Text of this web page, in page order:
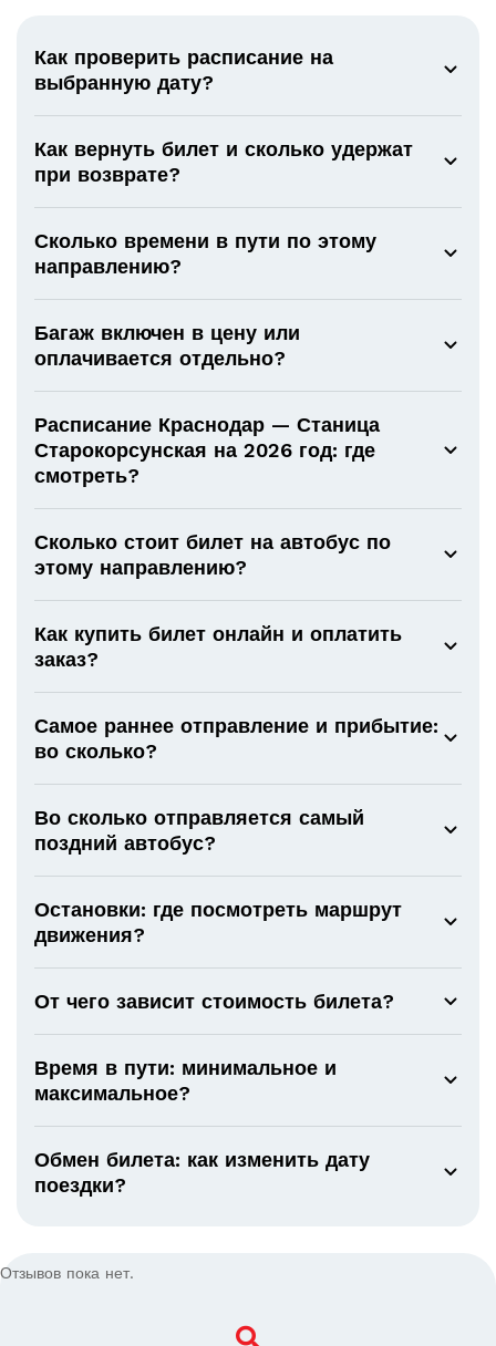
Как проверить расписание на
выбранную дату?
Как вернуть билет и сколько удержат
при возврате?
Сколько времени в пути по этому
направлению?
Багаж включен в цену или
оплачивается отдельно?
Расписание Краснодар — Станица
Старокорсунская на 2026 год: где
смотреть?
Сколько стоит билет на автобус по
этому направлению?
Как купить билет онлайн и оплатить
заказ?
Самое раннее отправление и прибытие:
во сколько?
Во сколько отправляется самый
поздний автобус?
Остановки: где посмотреть маршрут
движения?
От чего зависит стоимость билета?
Время в пути: минимальное и
максимальное?
Обмен билета: как изменить дату
поездки?
Отзывов пока нет.